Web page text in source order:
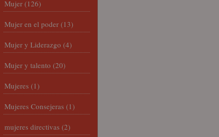
Mujer (126)
Mujer en el poder (13)
Mujer y Liderazgo (4)
Mujer y talento (20)
Mujeres (1)
Mujeres Consejeras (1)
mujeres directivas (2)